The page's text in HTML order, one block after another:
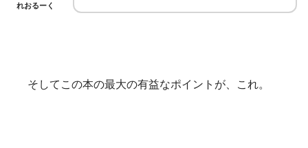
れおるーく
そしてこの本の最大の有益なポイントが、これ。